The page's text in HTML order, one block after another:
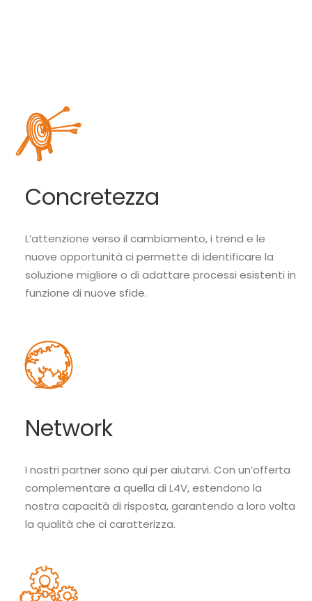
Concretezza
L’attenzione verso il cambiamento, i trend e le
nuove opportunità ci permette di identificare la
soluzione migliore o di adattare processi esistenti in
funzione di nuove sfide.
Network
I nostri partner sono qui per aiutarvi. Con un’offerta
complementare a quella di L4V, estendono la
nostra capacità di risposta, garantendo a loro volta
la qualità che ci caratterizza.